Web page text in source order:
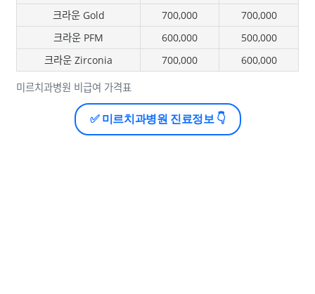
미르치과병원 비급여 가격표
크라운 Gold
700,000
700,000
크라운 PFM
600,000
500,000
크라운 Zirconia
700,000 600,000
✅ 미르치과병원 진료정보 👇